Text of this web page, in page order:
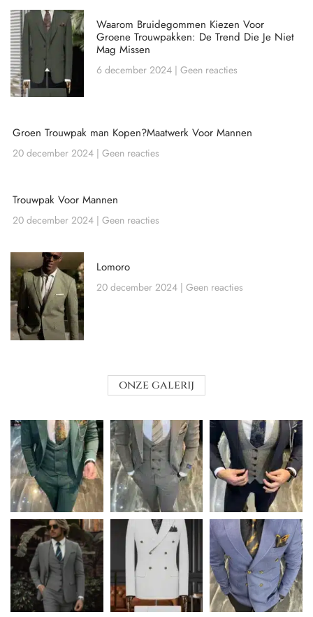
Waarom Bruidegommen Kiezen Voor
Groene Trouwpakken: De Trend Die Je Niet
Mag Missen
6 december 2024 Geen reacties
Groen Trouwpak man Kopen?Maatwerk Voor Mannen
20 december 2024 Geen reacties
Trouwpak Voor Mannen
20 december 2024 Geen reacties
Lomoro
20 december 2024 Geen reacties
onze galerij